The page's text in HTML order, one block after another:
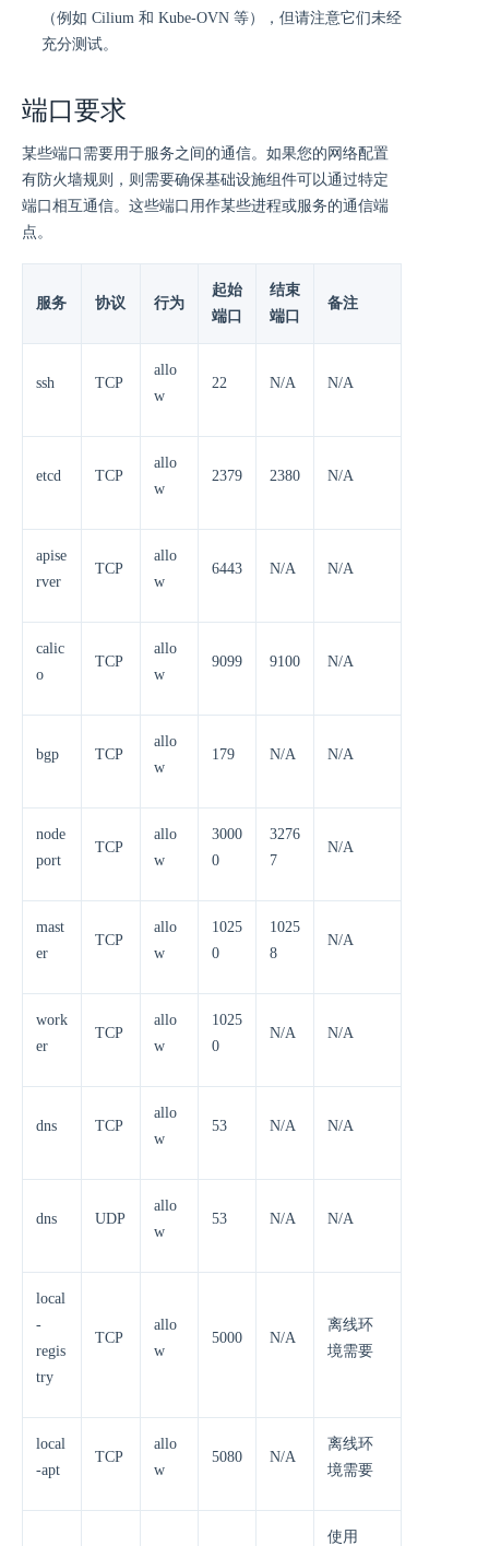
（例如 Cilium 和 Kube-OVN 等），但请注意它们未经
充分测试。
端口要求
某些端口需要用于服务之间的通信。如果您的网络配置
有防火墙规则，则需要确保基础设施组件可以通过特定
端口相互通信。这些端口用作某些进程或服务的通信端
点。
服务 协议 行为
起始
端口
结束
端口
备注
ssh TCP
allo
w
22 N/A N/A
etcd TCP
allo
w
2379 2380 N/A
apise
rver
TCP
allo
w
6443 N/A N/A
calic
o
TCP
allo
w
9099 9100 N/A
bgp TCP
allo
w
179 N/A N/A
node
port
TCP
allo
w
3000
0
3276
7
N/A
mast
er
TCP
allo
w
1025
0
1025
8
N/A
work
er
TCP
allo
w
1025
0
N/A N/A
dns TCP
allo
w
53 N/A N/A
dns UDP
allo
w
53 N/A N/A
local
-
regis
try
TCP
allo
w
5000 N/A
离线环
境需要
local
-apt
TCP
allo
w
5080 N/A
离线环
境需要
使用